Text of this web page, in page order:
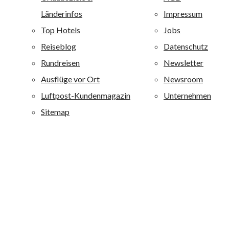
Ferienanlagen ist einer der großen Anbieter auf den
Kanaren und Mallorca und ist darüber hinaus auf der
griechischen Insel Kreta vertreten. Alle allsun Anlagen
sind mit 4 oder 4,5 Sternen bewertet. Alle allsun Hotels
sind qualitativ hochwertig ausgestattet und zeichnen sich
durch eine besondere Wohlfühlatmosphäre aus. alltours
richtet sich mit diesen Ferienanlagen an ein breites